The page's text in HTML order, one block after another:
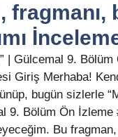
fragmanı,
| Gülcemal 9.
Giriş Merhaba!
bugün sizlerle
9. Bölüm Ön İzleme
Bu